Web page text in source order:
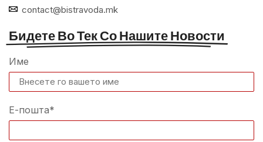
contact@bistravoda.mk
Бидете Во Тек Со Нашите Новости
Име
Е-пошта*